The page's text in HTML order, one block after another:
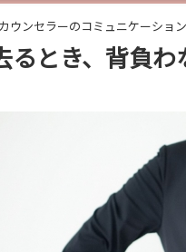
ウンセラーのコミュニケーショ
るとき、背負わ